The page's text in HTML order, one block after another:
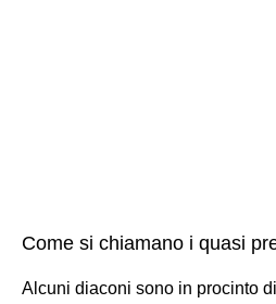
Come si chiamano i quasi
Alcuni diaconi sono in procinto